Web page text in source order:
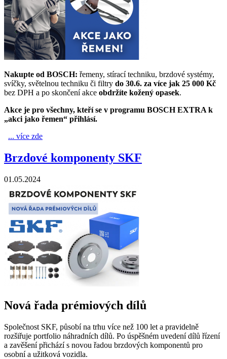
Nakupte od BOSCH: řemeny, stírací techniku, brzdové systémy,
svíčky, světelnou techniku či filtry do 30.6. za více jak 25 000 Kč
bez DPH a po skončení akce obdržíte kožený opasek.
Akce je pro všechny, kteří se v programu BOSCH EXTRA k
„akci jako řemen“ přihlásí.
... více zde
Brzdové komponenty SKF
01.05.2024
Nová řada prémiových dílů
Společnost SKF, působí na trhu více než 100 let a pravidelně
rozšiřuje portfolio náhradních dílů. Po úspěšném uvedení dílů řízení
a zavěšení přichází s novou řadou brzdových komponentů pro
osobní a užitková vozidla.